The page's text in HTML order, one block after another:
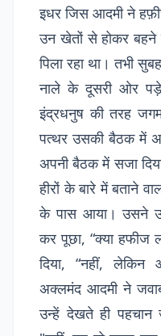
इधर जिस आदमी ने
उन खेतों से होकर बहने
पिला रहा था। तभी
नाले के दूसरी ओर
इंद्रधनुष की तरह
पत्थर उसकी बैठक में
अपनी बैठक में सजा
हीरों के बारे में बताने
के पास आया। उसने
कर पूछा, “क्या हफीज
दिया, “नहीं,
अक्लमंद आदमी ने जवाब
उन्हें देखते ही पहचान